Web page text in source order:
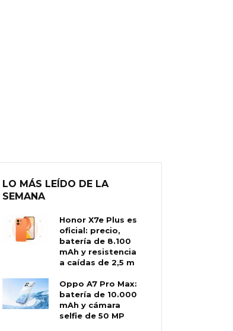
LO MÁS LEÍDO DE LA
SEMANA
Honor X7e Plus es
oficial: precio,
batería de 8.100
mAh y resistencia
a caídas de 2,5 m
Oppo A7 Pro Max:
batería de 10.000
mAh y cámara
selfie de 50 MP